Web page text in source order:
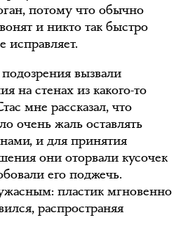
потому что обычно
и никто так быстро
исправляет.
вызвали
на стенах из какого-то
мне рассказал, что
очень жаль оставлять
и для принятия
они оторвали кусочек
его поджечь.
ужасным: пластик мгновенно
распространяя